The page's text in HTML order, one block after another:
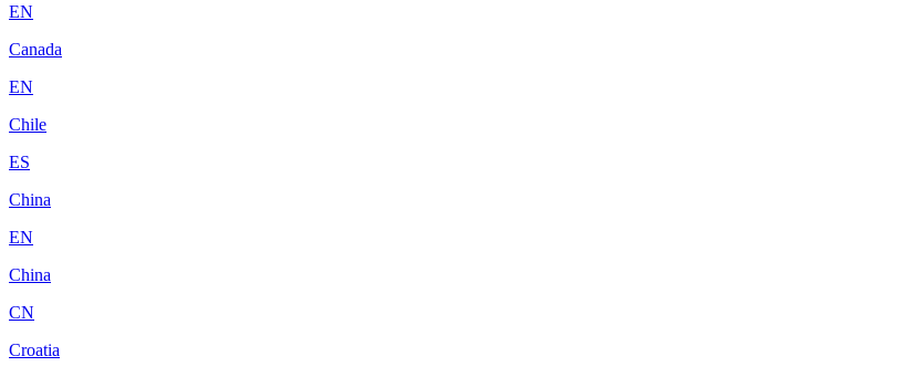
EN
Canada
EN
Chile
ES
China
EN
China
CN
Croatia